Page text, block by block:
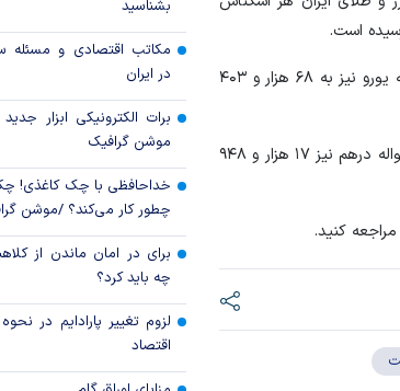
قیمت هر اسکناس یورو در مرکز مبادله ایران به ۷۰ هزار و ۳۱۸ تومان و نرخ حواله یورو نیز به ۶۸ هزار و ۴۰۳
از سوی دیگر اسکناس درهم امارات ۱۸ هزار و ۴۵۰ تومان ارزش‌گذاری شده و نرخ حواله درهم نیز ۱۷ هزار و ۹۴۸
رکود تورمی اقتصاد جهانی
ناشی از جنگ ایران
بشناسید
مکاتب اقتصادی و مسئله
در ایران
برات الکترونیکی ابزار
موشن گرافیک
خداحافظی با چک کاغذی!
چطور کار می‌کند؟ /موشن
برای در امان ماندن از
چه باید کرد؟
لزوم تغییر پارادایم در
اقتصاد